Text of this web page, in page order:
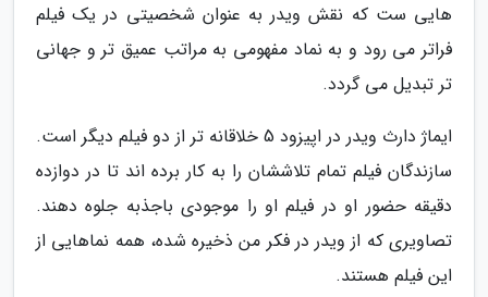
هایی ست که نقش ویدر به عنوان شخصیتی در یک فیلم
فراتر می رود و به نماد مفهومی به مراتب عمیق تر و جهانی
تر تبدیل می گردد.
ایماژ دارث ویدر در اپیزود 5 خلاقانه تر از دو فیلم دیگر است.
سازندگان فیلم تمام تلاششان را به کار برده اند تا در دوازده
دقیقه حضور او در فیلم او را موجودی باجذبه جلوه دهند.
تصاویری که از ویدر در فکر من ذخیره شده، همه نماهایی از
این فیلم هستند.